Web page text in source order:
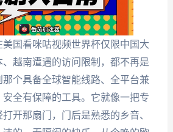
美国看咪咕视频世界杯仅限中国大
越南遭遇的访问限制，都不再是
个具备全球智能线路、全平台兼
全有保障的工具。它就像一把专
开那扇门，门后是熟悉的乡音、